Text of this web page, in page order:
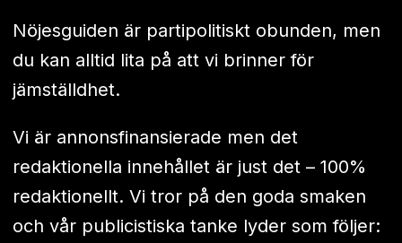
Nöjesguiden är partipolitiskt obunden, men
du kan alltid lita på att vi brinner för
jämställdhet.
Vi är annonsfinansierade men det
redaktionella innehållet är just det – 100%
redaktionellt. Vi tror på den goda smaken
och vår publicistiska tanke lyder som följer: